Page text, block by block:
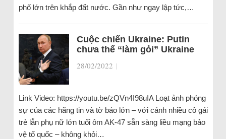
phố lớn trên khắp đất nước. Gần như ngay lập tức,…
Cuộc chiến Ukraine: Putin
chưa thể “làm gỏi” Ukraine
28/02/2022 |
Link Video: https://youtu.be/zQVn4I98uIA Loạt ảnh phóng
sự của các hãng tin và tờ báo lớn – với cảnh nhiều cô gái
trẻ lẫn phụ nữ lớn tuổi ôm AK-47 sẵn sàng liều mạng bảo
vệ tổ quốc – không khỏi…